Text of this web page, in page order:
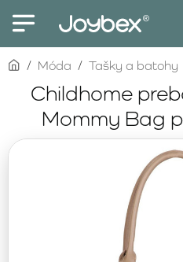
Childhome
Mommy Bag
homeMóda Tašky a batohy